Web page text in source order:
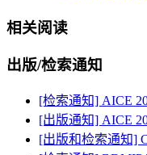
相关阅读
出版/检索通知
[检索通知] AICE
[出版通知] AICE
[出版和检索通知]